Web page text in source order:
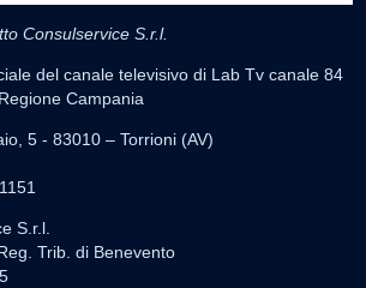
Consulservice S.r.l.
del canale televisivo di Lab Tv canale 84
Campania
5 - 83010 – Torrioni (AV)
S.r.l.
Trib. di Benevento